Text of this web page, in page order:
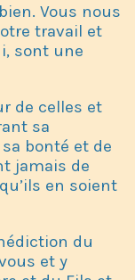
Vous nous
travail et
sont une
de celles et
sa
bonté et de
jamais de
en soient
du
et y